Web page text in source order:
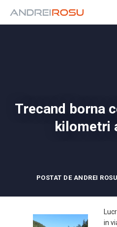
Trecand borna
kilometri
POSTAT DE ANDREI
in